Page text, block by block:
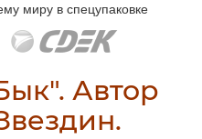
миру в спецупаковке
Автор